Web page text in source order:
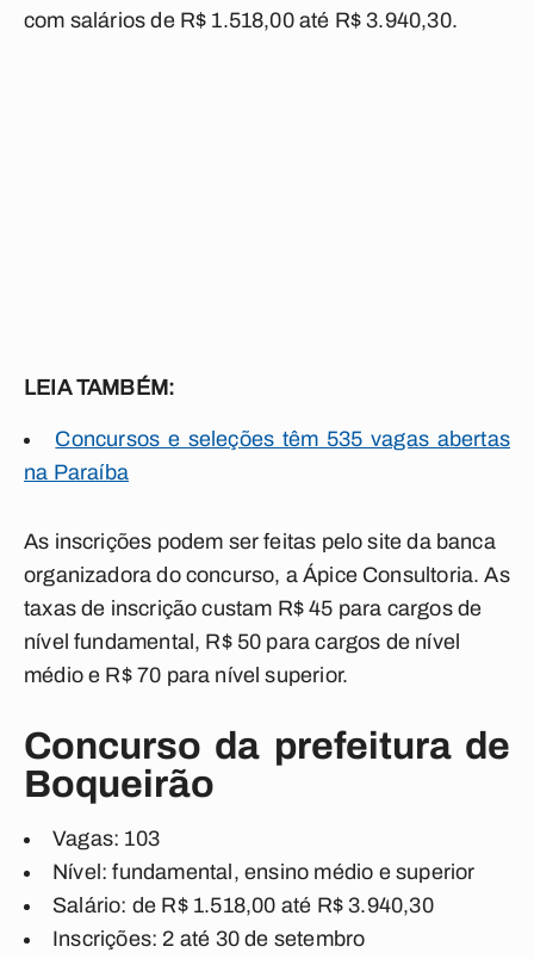
com salários de R$ 1.518,00 até R$ 3.940,30.
LEIA TAMBÉM:
Concursos e seleções têm 535 vagas abertas
na Paraíba
As inscrições podem ser feitas pelo site da banca
organizadora do concurso, a Ápice Consultoria. As
taxas de inscrição custam R$ 45 para cargos de
nível fundamental, R$ 50 para cargos de nível
médio e R$ 70 para nível superior.
Concurso da prefeitura de
Boqueirão
Vagas: 103
Nível: fundamental, ensino médio e superior
Salário: de R$ 1.518,00 até R$ 3.940,30
Inscrições: 2 até 30 de setembro